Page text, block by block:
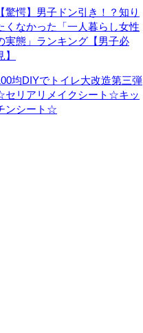
【驚愕】男子ドン引き！？知り
くなかった「一人暮らし女性
実態」ランキング【男子必
】
均DIYでトイレ大改造第三弾
セリアリメイクシート☆キッ
ンシート☆